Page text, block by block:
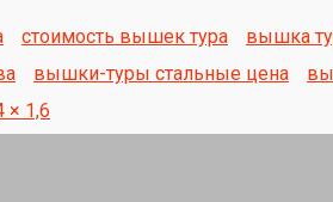
стоимость вышек тура вышка
вышки-туры стальные цена
× 1,6